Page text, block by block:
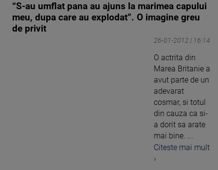
“S-au umflat pana au ajuns la marimea capului
meu, dupa care au explodat”. O imagine greu
de privit
26-01-2012 | 16:14
O actrita din
Marea Britanie a
avut parte de un
adevarat
cosmar, si totul
din cauza ca si-
a dorit sa arate
mai bine. ...
Citeste mai mult
›